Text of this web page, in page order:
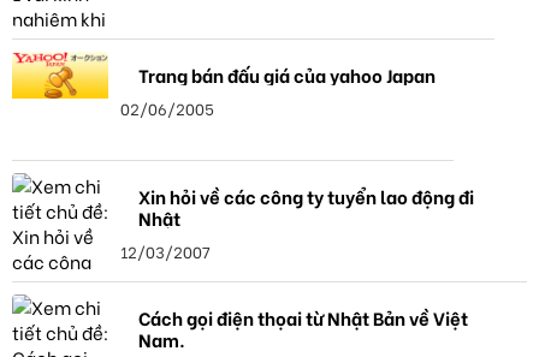
Trang bán đấu giá của yahoo Japan
02/06/2005
Xin hỏi về các công ty tuyển lao động đi
Nhật
12/03/2007
Cách gọi điện thọai từ Nhật Bản về Việt
Nam.